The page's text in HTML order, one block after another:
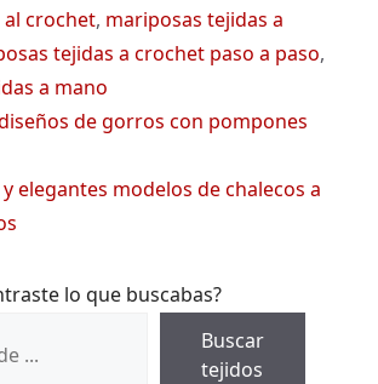
crochet, mariposas tejidas a
tejidas a crochet paso a paso,
a mano
de gorros con pompones
elegantes modelos de chalecos a
lo que buscabas?
Buscar
tejidos